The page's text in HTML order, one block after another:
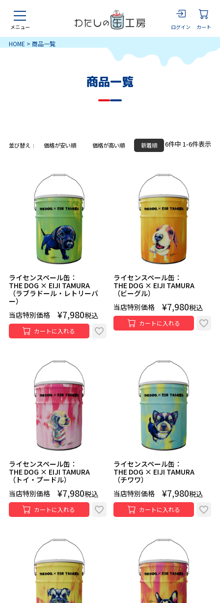
メニュー ログイン カート
HOME 商品一覧
商品一覧
並び替え 価格が安い順 価格が高い順 新着順 6件中 1-6件表示
ライセンスペール缶：
THE DOG × EIJI TAMURA
（ラブラドール・レトリーバ
ー）
当店特別価格
¥7,980税込
カートに入れる
ライセンスペール缶：
THE DOG × EIJI TAMURA
（ビーグル）
当店特別価格
¥7,980税込
カートに入れる
ライセンスペール缶：
THE DOG × EIJI TAMURA
（トイ・プードル）
当店特別価格
¥7,980税込
カートに入れる
ライセンスペール缶：
THE DOG × EIJI TAMURA
（チワワ）
当店特別価格
¥7,980税込
カートに入れる